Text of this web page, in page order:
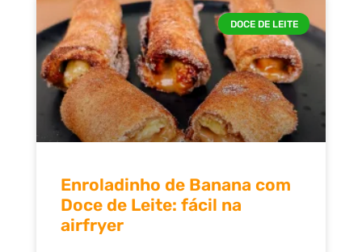
DOCE DE LEITE
Enroladinho de Banana com
Doce de Leite: fácil na
airfryer